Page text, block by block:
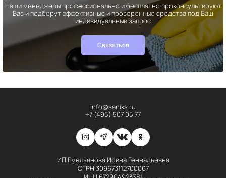
Наши менеджеры профессионально и бесплатно проконсультируют
Вас и подберут эффективные и проверенные средства под Ваш
индивидуальный запрос
Связаться
info@saniks.ru
+7 (495) 507 05 77
ИП Емельянова Ирина Геннадьевна
ОГРН 309673112700067